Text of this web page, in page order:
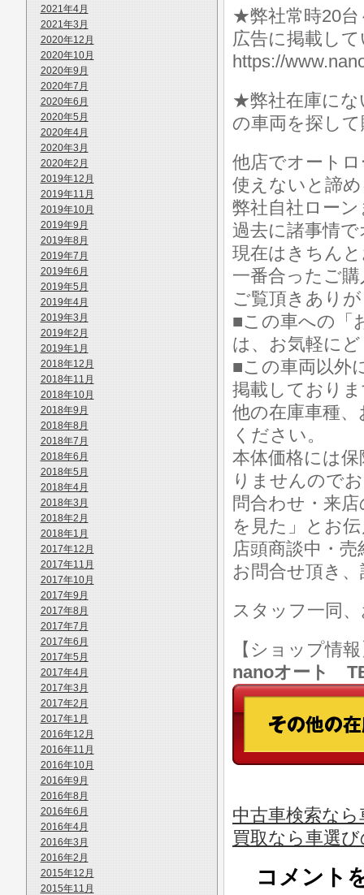
2021年4月
2021年3月
2020年12月
2020年10月
2020年9月
2020年7月
2020年6月
2020年5月
2020年4月
2020年3月
2020年2月
2019年12月
2019年11月
2019年10月
2019年9月
2019年8月
2019年7月
2019年6月
2019年5月
2019年4月
2019年3月
2019年2月
2019年1月
2018年12月
2018年11月
2018年10月
2018年9月
2018年8月
2018年7月
2018年6月
2018年5月
2018年4月
2018年3月
2018年2月
2018年1月
2017年12月
2017年11月
2017年10月
2017年9月
2017年8月
2017年7月
2017年6月
2017年5月
2017年4月
2017年3月
2017年2月
2017年1月
2016年12月
2016年11月
2016年10月
2016年9月
2016年8月
2016年6月
2016年4月
2016年3月
2016年2月
2015年12月
2015年11月
★弊社常時20台
広告に掲載し
https://
★弊社在庫にな
の車両を探し
他店でオート
使えないと諦
弊社自社ロー
過去に諸事情
現在はきちん
一番合ったご
ご覧頂きあり
■この車への「
は、お気軽に
■この車両以外
掲載しており
他の在庫車種
ください。
本体価格には
りませんので
問合わせ・来
を見た」とお
店頭商談中・
お問合せ頂き
スタッフ一同
【ショップ情
nanoオート
中古車検索な
買取なら車選
コメント